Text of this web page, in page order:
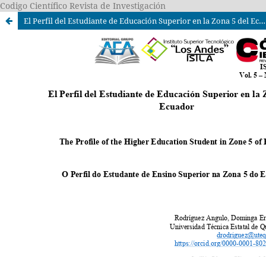
Codigo Científico Revista de Investigación
El Perfil del Estudiante de Educación Superior en la Zona 5 del Ecuador